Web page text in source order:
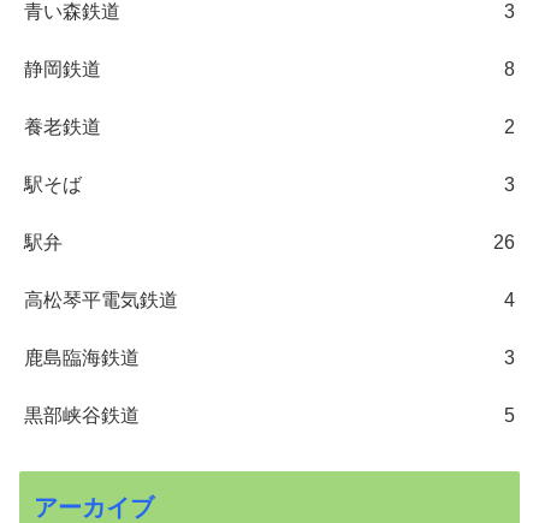
青い森鉄道 3
静岡鉄道 8
養老鉄道 2
駅そば 3
駅弁 26
高松琴平電気鉄道 4
鹿島臨海鉄道 3
黒部峡谷鉄道 5
アーカイブ